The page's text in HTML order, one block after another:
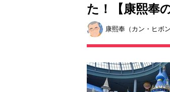
た！【康熙奉
康熙奉（カン・ヒボン